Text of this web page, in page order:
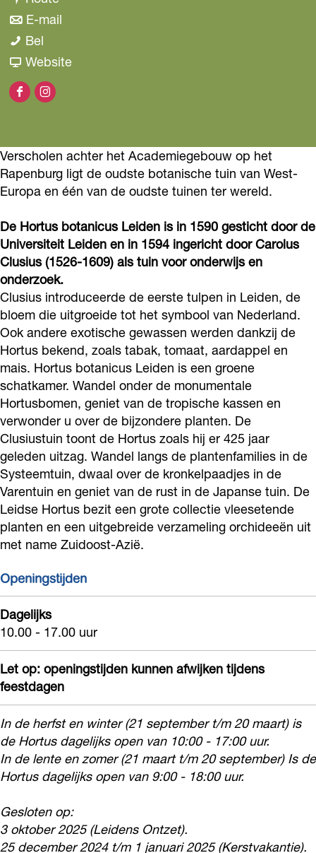
s
b
o
a
n
c
u
s
L
e
d
e
n
a
r
t
s
o
t
a
n
i
c
u
L
e
i
d
n
E-mail
a
r
u
b
o
a
n
i
c
s
L
e
i
e
n
Bel
o
r
t
s
o
a
n
i
c
u
s
L
i
d
e
n
Websitev
o
t
s
b
t
a
n
i
c
u
s
L
e
i
d
e
n
F
c
e
b
o
k
H
o
r
t
u
s
b
o
t
a
n
i
c
u
e
i
d
e
n
I
s
t
a
r
a
m
H
o
r
t
u
s
b
o
t
a
n
i
c
s
L
e
i
d
e
Verscholen achter het Academiegebouw op het
Rapenburg ligt de oudste botanische tuin van West-
Europa en één van de oudste tuinen ter wereld.
De Hortus botanicus Leiden is in 1590 gesticht door de
Universiteit Leiden en in 1594 ingericht door Carolus
Clusius (1526-1609) als tuin voor onderwijs en
onderzoek.
Clusius introduceerde de eerste tulpen in Leiden, de
bloem die uitgroeide tot het symbool van Nederland.
Ook andere exotische gewassen werden dankzij de
Hortus bekend, zoals tabak, tomaat, aardappel en
mais. Hortus botanicus Leiden is een groene
schatkamer. Wandel onder de monumentale
Hortusbomen, geniet van de tropische kassen en
verwonder u over de bijzondere planten. De
Clusiustuin toont de Hortus zoals hij er 425 jaar
geleden uitzag. Wandel langs de plantenfamilies in de
Systeemtuin, dwaal over de kronkelpaadjes in de
Varentuin en geniet van de rust in de Japanse tuin. De
Leidse Hortus bezit een grote collectie vleesetende
planten en een uitgebreide verzameling orchideeën uit
met name Zuidoost-Azië.
Openingstijden
Dagelijks
10.00 - 17.00 uur
Let op: openingstijden kunnen afwijken tijdens
feestdagen
In de herfst en winter (21 september t/m 20 maart) is
de Hortus dagelijks open van 10:00 - 17:00 uur.
In de lente en zomer (21 maart t/m 20 september) Is de
Hortus dagelijks open van 9:00 - 18:00 uur.
Gesloten op:
3 oktober 2025 (Leidens Ontzet).
25 december 2024 t/m 1 januari 2025 (Kerstvakantie).